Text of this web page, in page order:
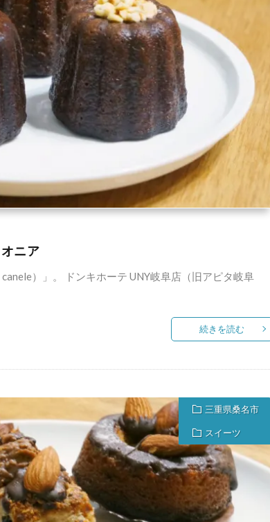
ニア
）」。 ドンキホーテ UNY岐阜店（旧アピタ岐阜
続きを読む
三重県桑名市
スイーツ